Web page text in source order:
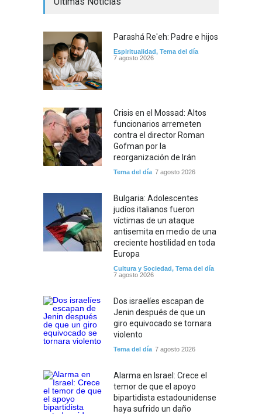
Parashá Re'eh: Padre e hijos
Espiritualidad, Tema del día
7 agosto 2026
Crisis en el Mossad: Altos
funcionarios arremeten
contra el director Roman
Gofman por la
reorganización de Irán
Tema del día 7 agosto 2026
Bulgaria: Adolescentes
judíos italianos fueron
víctimas de un ataque
antisemita en medio de una
creciente hostilidad en toda
Europa
Cultura y Sociedad, Tema del día
7 agosto 2026
Dos israelíes escapan de
Jenin después de que un
giro equivocado se tornara
violento
Tema del día 7 agosto 2026
Alarma en Israel: Crece el
temor de que el apoyo
bipartidista estadounidense
haya sufrido un daño